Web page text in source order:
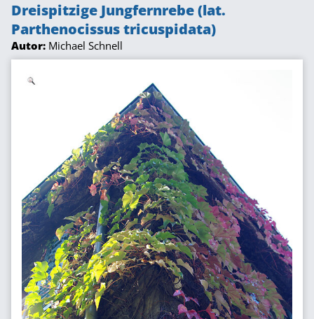
Dreispitzige Jungfernrebe (lat.
Parthenocissus tricuspidata)
Autor: Michael Schnell